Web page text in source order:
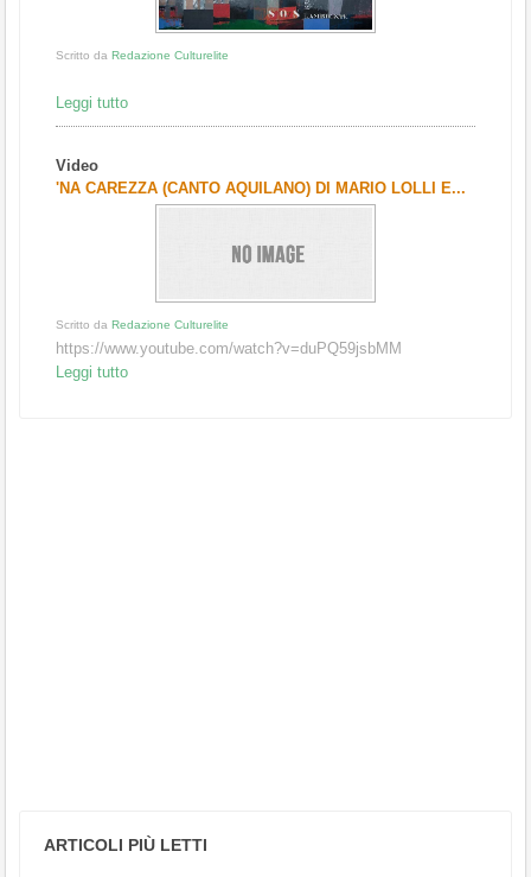
Scritto da Redazione Culturelite
Leggi tutto
Video
'NA CAREZZA (CANTO AQUILANO) DI MARIO LOLLI E...
Scritto da Redazione Culturelite
https://www.youtube.com/watch?v=duPQ59jsbMM
Leggi tutto
ARTICOLI PIÙ LETTI